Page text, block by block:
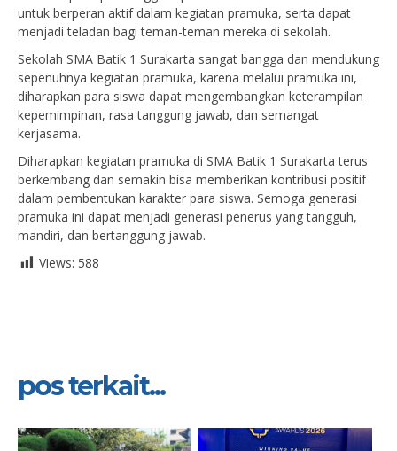
untuk berperan aktif dalam kegiatan pramuka, serta dapat
menjadi teladan bagi teman-teman mereka di sekolah.
Sekolah SMA Batik 1 Surakarta sangat bangga dan mendukung
sepenuhnya kegiatan pramuka, karena melalui pramuka ini,
diharapkan para siswa dapat mengembangkan keterampilan
kepemimpinan, rasa tanggung jawab, dan semangat
kerjasama.
Diharapkan kegiatan pramuka di SMA Batik 1 Surakarta terus
berkembang dan semakin bisa memberikan kontribusi positif
dalam pembentukan karakter para siswa. Semoga generasi
pramuka ini dapat menjadi generasi penerus yang tangguh,
mandiri, dan bertanggung jawab.
Views: 588
pos terkait...